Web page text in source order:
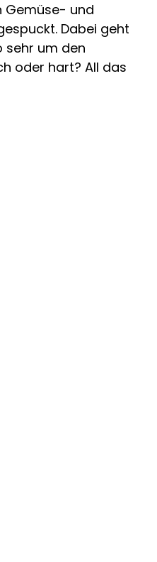
Gemüse- und
Dabei geht
sehr um den
oder hart? All das